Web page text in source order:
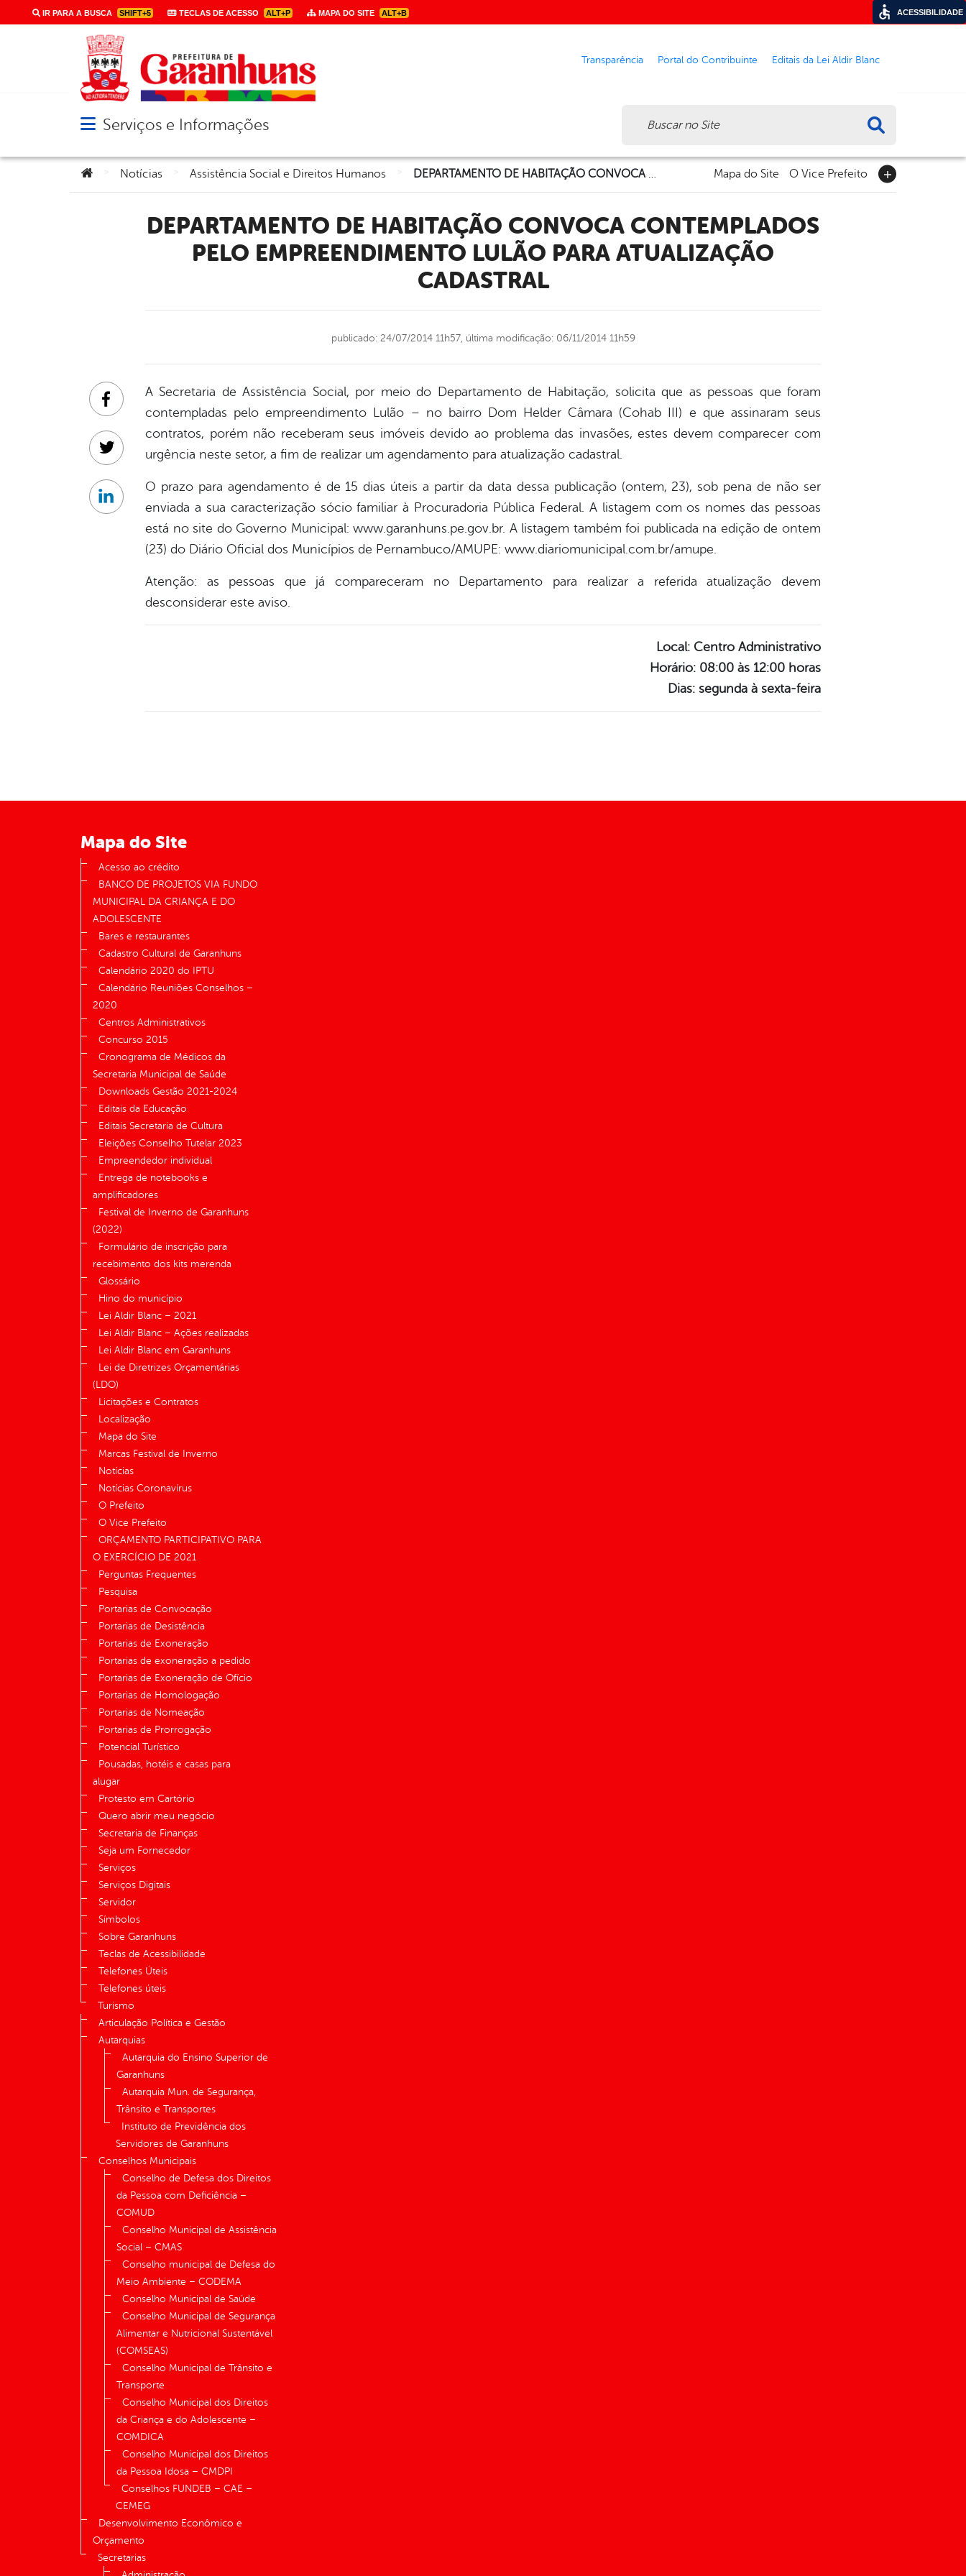
IR PARA A BUSCA SHIFT+5 TECLAS DE ACESSO ALT+P MAPA DO SITE ALT+B
Transparência Portal do Contribuinte Editais da Lei Aldir Blanc
Abrir menu principal de navegação
Serviços e Informações
Você está aqui:
Notícias Assistência Social e Direitos Humanos DEPARTAMENTO DE HABITAÇÃO CONVOCA CONTEMPLADOS PELO EMPREENDIMENTO LULÃO PARA ATUALIZAÇÃO CADASTRAL Mapa do Site O Vice Prefeito
DEPARTAMENTO DE HABITAÇÃO CONVOCA CONTEMPLADOS
PELO EMPREENDIMENTO LULÃO PARA ATUALIZAÇÃO
CADASTRAL
publicado: 24/07/2014 11h57, última modificação: 06/11/2014 11h59
A Secretaria de Assistência Social, por meio do Departamento de Habitação, solicita que as pessoas que foram
contempladas pelo empreendimento Lulão – no bairro Dom Helder Câmara (Cohab III) e que assinaram seus
contratos, porém não receberam seus imóveis devido ao problema das invasões, estes devem comparecer com
urgência neste setor, a fim de realizar um agendamento para atualização cadastral.
O prazo para agendamento é de 15 dias úteis a partir da data dessa publicação (ontem, 23), sob pena de não ser
enviada a sua caracterização sócio familiar à Procuradoria Pública Federal. A listagem com os nomes das pessoas
está no site do Governo Municipal: www.garanhuns.pe.gov.br. A listagem também foi publicada na edição de ontem
(23) do Diário Oficial dos Municípios de Pernambuco/AMUPE: www.diariomunicipal.com.br/amupe.
Atenção: as pessoas que já compareceram no Departamento para realizar a referida atualização devem
desconsiderar este aviso.
Local: Centro Administrativo
Horário: 08:00 às 12:00 horas
Dias: segunda à sexta-feira
Facebook
Twitter
Linkedin
Mapa do Site
Acesso ao crédito
BANCO DE PROJETOS VIA FUNDO
MUNICIPAL DA CRIANÇA E DO
ADOLESCENTE
Bares e restaurantes
Cadastro Cultural de Garanhuns
Calendário 2020 do IPTU
Calendário Reuniões Conselhos –
2020
Centros Administrativos
Concurso 2015
Cronograma de Médicos da
Secretaria Municipal de Saúde
Downloads Gestão 2021-2024
Editais da Educação
Editais Secretaria de Cultura
Eleições Conselho Tutelar 2023
Empreendedor individual
Entrega de notebooks e
amplificadores
Festival de Inverno de Garanhuns
(2022)
Formulário de inscrição para
recebimento dos kits merenda
Glossário
Hino do município
Lei Aldir Blanc – 2021
Lei Aldir Blanc – Ações realizadas
Lei Aldir Blanc em Garanhuns
Lei de Diretrizes Orçamentárias
(LDO)
Licitações e Contratos
Localização
Mapa do Site
Marcas Festival de Inverno
Notícias
Notícias Coronavírus
O Prefeito
O Vice Prefeito
ORÇAMENTO PARTICIPATIVO PARA
O EXERCÍCIO DE 2021
Perguntas Frequentes
Pesquisa
Portarias de Convocação
Portarias de Desistência
Portarias de Exoneração
Portarias de exoneração a pedido
Portarias de Exoneração de Ofício
Portarias de Homologação
Portarias de Nomeação
Portarias de Prorrogação
Potencial Turístico
Pousadas, hotéis e casas para
alugar
Protesto em Cartório
Quero abrir meu negócio
Secretaria de Finanças
Seja um Fornecedor
Serviços
Serviços Digitais
Servidor
Símbolos
Sobre Garanhuns
Teclas de Acessibilidade
Telefones Úteis
Telefones úteis
Turismo
Articulação Política e Gestão
Autarquias
Autarquia do Ensino Superior de
Garanhuns
Autarquia Mun. de Segurança,
Trânsito e Transportes
Instituto de Previdência dos
Servidores de Garanhuns
Conselhos Municipais
Conselho de Defesa dos Direitos
da Pessoa com Deficiência –
COMUD
Conselho Municipal de Assistência
Social – CMAS
Conselho municipal de Defesa do
Meio Ambiente – CODEMA
Conselho Municipal de Saúde
Conselho Municipal de Segurança
Alimentar e Nutricional Sustentável
(COMSEAS)
Conselho Municipal de Trânsito e
Transporte
Conselho Municipal dos Direitos
da Criança e do Adolescente –
COMDICA
Conselho Municipal dos Direitos
da Pessoa Idosa – CMDPI
Conselhos FUNDEB – CAE –
CEMEG
Desenvolvimento Econômico e
Orçamento
Secretarias
ACESSIBILIDADE